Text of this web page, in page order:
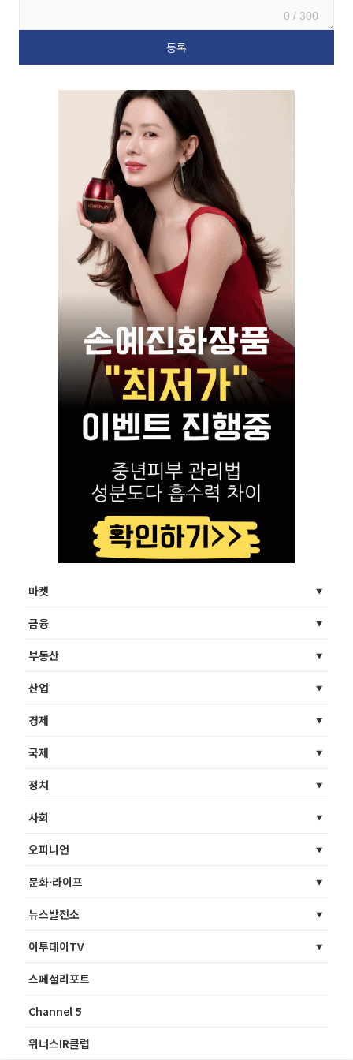
0 / 300
마켓
금융
부동산
산업
경제
국제
정치
사회
오피니언
문화·라이프
뉴스발전소
이투데이TV
스페셜리포트
Channel 5
위너스IR클럽